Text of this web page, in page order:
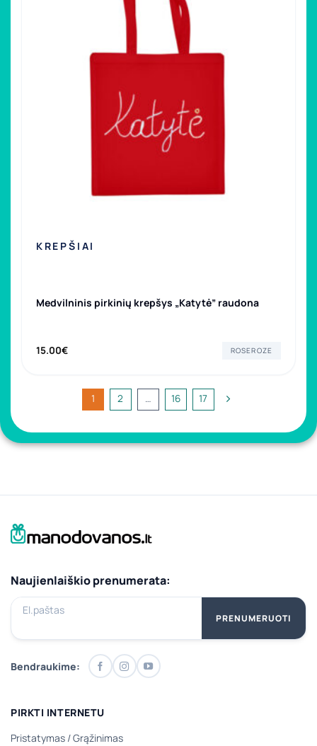
KREPŠIAI
Medvilninis pirkinių krepšys „Katytė” raudona
15.00€ ROSEROZE
1 2 … 16 17
Naujienlaiškio prenumerata:
El.paštas
PRENUMERUOTI
Bendraukime:
PIRKTI INTERNETU
Pristatymas /Grąžinimas